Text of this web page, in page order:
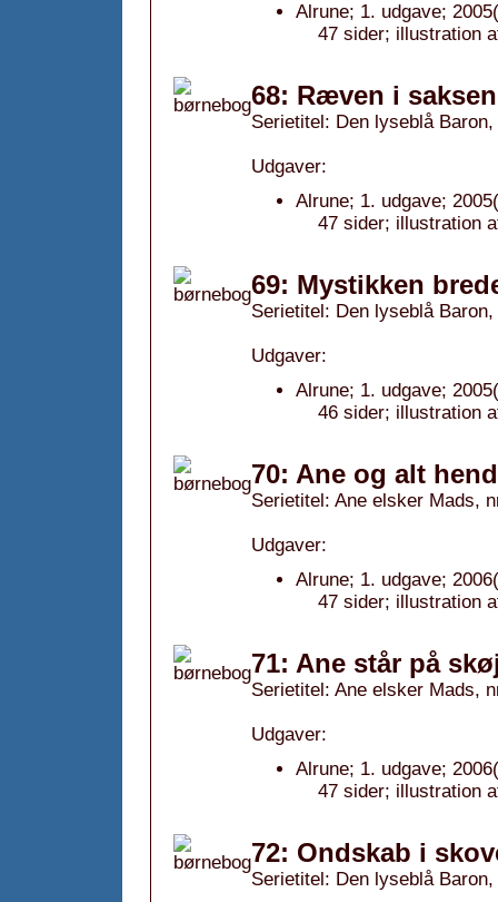
Alrune; 1. udgave;
47 sider; illustration
68: Ræven i
Serietitel: Den lyseblå Baron,
Udgaver:
Alrune; 1. udgave;
47 sider; illustration
69: Mystikken
Serietitel: Den lyseblå Baron,
Udgaver:
Alrune; 1. udgave;
46 sider; illustration
70: Ane og alt
Serietitel: Ane elsker Mads,
Udgaver:
Alrune; 1. udgave;
47 sider; illustration
71: Ane står på
Serietitel: Ane elsker Mads,
Udgaver:
Alrune; 1. udgave;
47 sider; illustration
72: Ondskab i
Serietitel: Den lyseblå Baron,